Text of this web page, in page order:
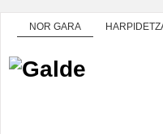
NOR GARA